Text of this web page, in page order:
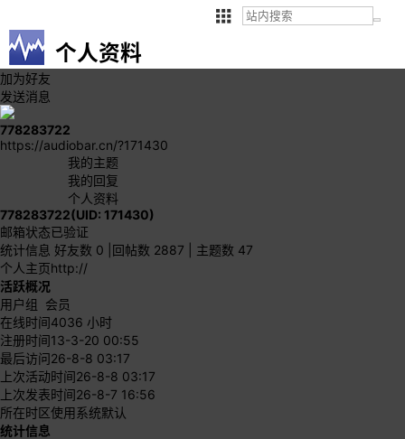
个人资料
加为好友
发送消息
778283722
https://audiobar.cn/?171430
我的主题
我的回复
个人资料
778283722(UID: 171430)
邮箱状态已验证
统计信息 好友数 0 回帖数 2887
主题数 47
个人主页http://
活跃概况
用户组 会员
在线时间4036 小时
注册时间13-3-20 00:55
最后访问26-8-8 03:17
上次活动时间26-8-8 03:17
上次发表时间26-8-7 16:56
所在时区使用系统默认
统计信息